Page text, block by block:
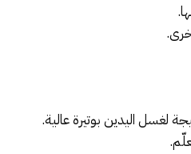
لغسل اليدين بوتيرة عالية.